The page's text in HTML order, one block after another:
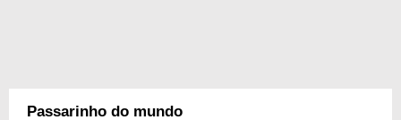
Passarinho do mundo